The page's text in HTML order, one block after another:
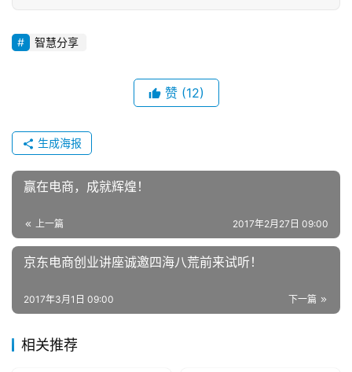
智慧分享
赞 (12)
生成海报
赢在电商，成就辉煌！
上一篇 2017年2月27日 09:00
京东电商创业讲座诚邀四海八荒前来试听！
下一篇
2017年3月1日 09:00
相关推荐